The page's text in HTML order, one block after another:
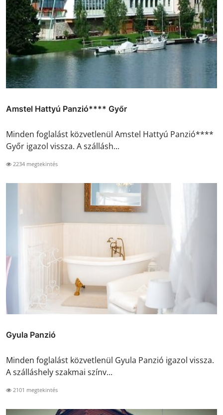
Amstel Hattyú Panzió**** Győr
Minden foglalást közvetlenül Amstel Hattyú Panzió****
Győr igazol vissza. A szállásh...
2234 megtekintés
Gyula Panzió
Minden foglalást közvetlenül Gyula Panzió igazol vissza.
A szálláshely szakmai színv...
2101 megtekintés